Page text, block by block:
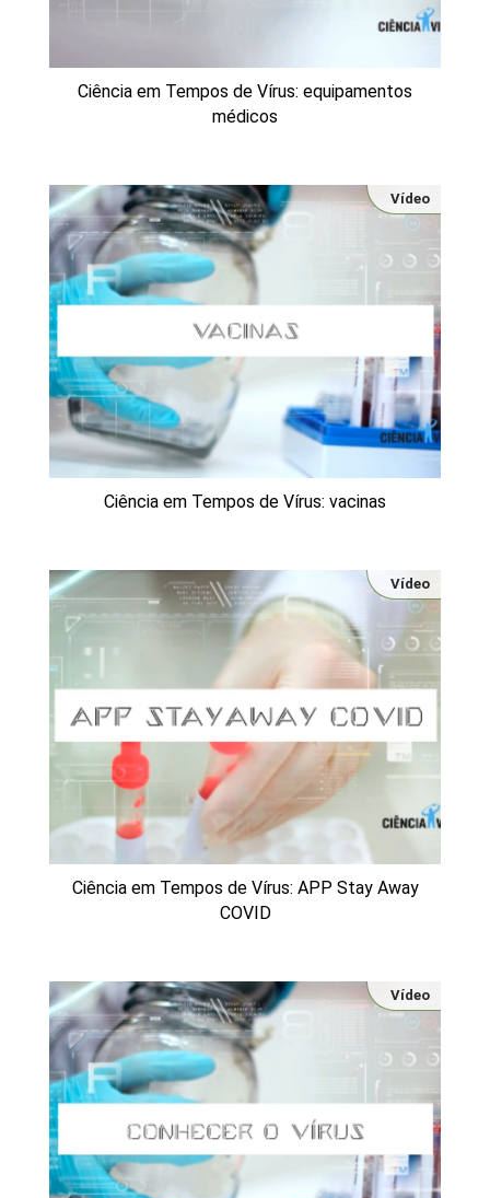
Ciência em Tempos de Vírus: equipamentos
médicos
Ciência em Tempos de Vírus: vacinas
Vídeo
Ciência em Tempos de Vírus: APP Stay Away
COVID
Vídeo
Vídeo